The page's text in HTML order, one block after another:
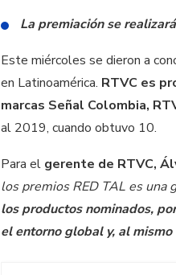
La premiación se
Este miércoles se dieron a
en Latinoamérica. RTVC es
marcas Señal Colombia,
al 2019, cuando obtuvo 10.
Para el gerente de RTVC,
los premios RED TAL es una
los productos nominados,
el entorno global y, al